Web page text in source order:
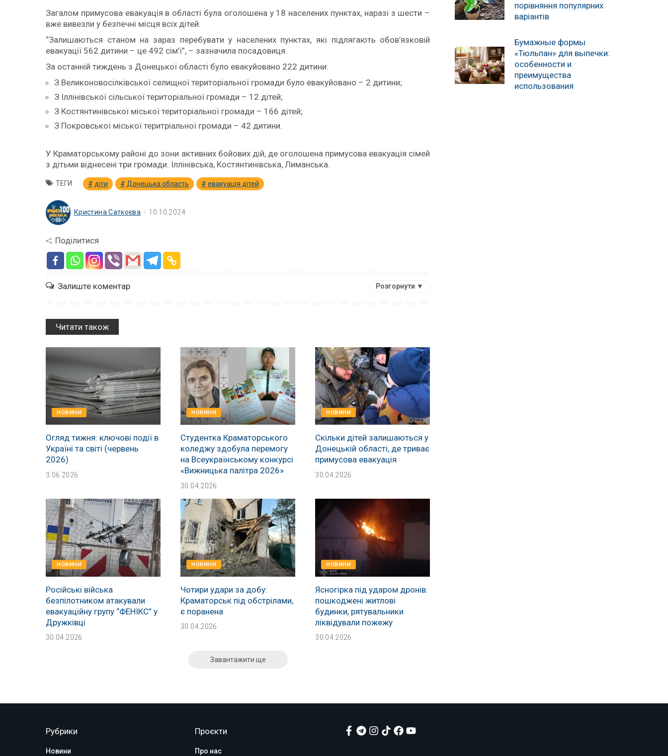
Загалом примусова евакуація в області була оголошена у 18 населених пунктах, наразі з шести –
вже вивезли у безпечні місця всіх дітей.
“Залишаються станом на зараз перебувати у населених пунктах, які підлягають обов’язковій
евакуації 562 дитини – це 492 сім’ї”, – зазначила посадовиця.
За останній тиждень з Донецької області було евакуйовано 222 дитини:
З Великоновосілківської селищної територіальної громади було евакуйовано – 2 дитини;
З Іллінівської сільської територіальної громади – 12 дітей;
З Костянтинівської міської територіальної громади – 166 дітей;
З Покровської міської теритріальної громади – 42 дитини.
У Краматорському районі до зони активних бойових дій, де оголошена примусова евакуація сімей
з дітьми віднесені три громади: Іллінівська, Костянтинівська, Лиманська.
ТЕГИ діти Донецька область евакуація дітей
Кристина Саткоєва 10.10.2024
Поділитися
Залиште коментар Розгорнути ▼
Читати також
НОВИНИ
Огляд тижня: ключові події в
Україні та світі (червень
2026)
3.06.2026
НОВИНИ
Студентка Краматорського
коледжу здобула перемогу
на Всеукраїнському конкурсі
«Вижницька палітра 2026»
30.04.2026
НОВИНИ
Скільки дітей залишаються у
Донецькій області, де триває
примусова евакуація
30.04.2026
НОВИНИ
Російські війська
безпілотником атакували
евакуаційну групу “ФЕНІКС” у
Дружківці
30.04.2026
НОВИНИ
Чотири удари за добу:
Краматорськ під обстрілами,
є поранена
30.04.2026
НОВИНИ
Ясногірка під ударом дронів:
пошкоджені житлові
будинки, рятувальники
ліквідували пожежу
30.04.2026
Завантажити ще
порівняння популярних
варіантів
Бумажные формы
«Тюльпан» для выпечки:
особенности и
преимущества
использования
Рубрики
Новини
Проєкти
Про нас